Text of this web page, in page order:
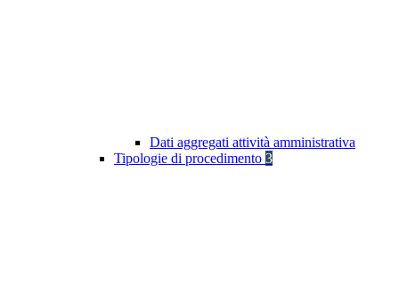
Dati aggregati attività amministrativa
Tipologie di procedimento 3